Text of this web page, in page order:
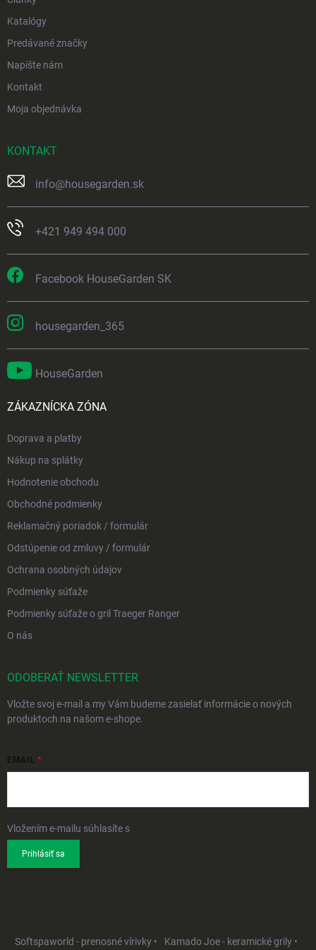
Katalógy
Predávané značky
Napíšte nám
Kontakt
Moja objednávka
KONTAKT
info@housegarden.sk
+421 949 494 000
Facebook HouseGarden SK
housegarden_365
HouseGarden
ZÁKAZNÍCKA ZÓNA
Doprava a platby
Nákup na splátky
Hodnotenie obchodu
Obchodné podmienky
Reklamačný poriadok / formulár
Odstúpenie od zmluvy / formulár
Ochrana osobných údajov
Podmienky súťaže
Podmienky súťaže o gril Traeger Ranger
O nás
ODOBERAŤ NEWSLETTER
Vložte svoj e-mail a my Vám budeme zasielať informácie o nových
produktoch na našom e-shope.
EMAIL
Vložením e-mailu súhlasíte s
Prihlásiť sa
Softspaworld - prenosné vírivky • Kamado Joe - keramické grily •